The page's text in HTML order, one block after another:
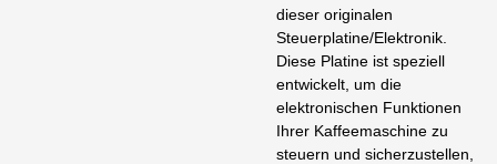
dieser originalen
Steuerplatine/Elektronik.
Diese Platine ist speziell
entwickelt, um die
elektronischen Funktionen
Ihrer Kaffeemaschine zu
steuern und sicherzustellen,